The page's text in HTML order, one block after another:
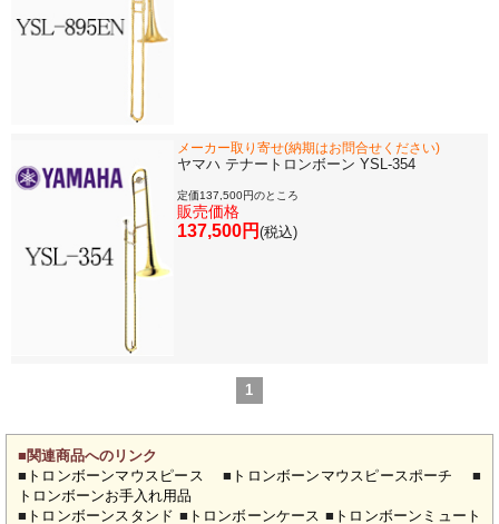
メーカー取り寄せ(納期はお問合せください)
ヤマハ テナートロンボーン YSL-354
定価137,500円のところ
販売価格
137,500円 (税込)
1
■関連商品へのリンク
■ トロンボーンマウスピース ■ トロンボーンマウスピースポーチ
■
トロンボーンお手入れ用品
■ トロンボーンスタンド ■ トロンボーンケース ■ トロンボーンミュート
永江楽器人気コンテンツ
新商品・新規取り扱い商品
セール・イベント情報
人気の永江楽器コラム
「楽器をはじめよう」
お手入れ方法
選定者のご紹介